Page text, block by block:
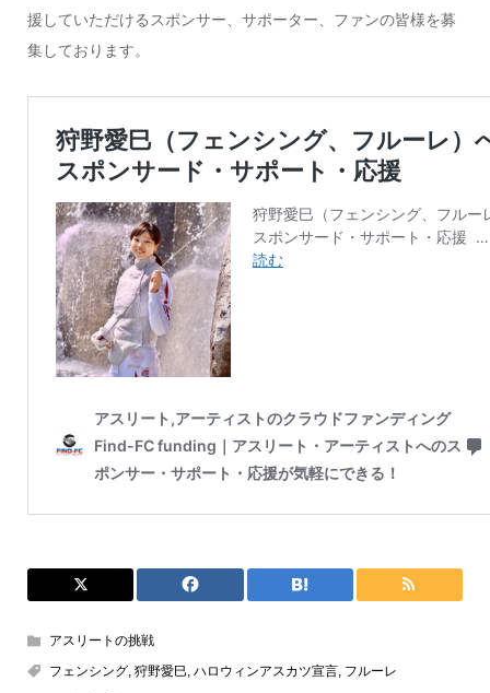
援していただけるスポンサー、サポーター、ファンの皆様を募
集しております。
アスリートの挑戦
フェンシング, 狩野愛巳, ハロウィンアスカツ宣言, フルーレ